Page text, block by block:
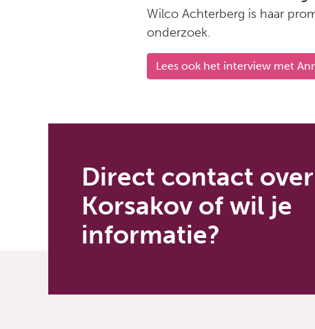
Wilco Achterberg is haar
onderzoek.
Lees ook het interview met
Direct contact over
Korsakov of wil je
informatie?